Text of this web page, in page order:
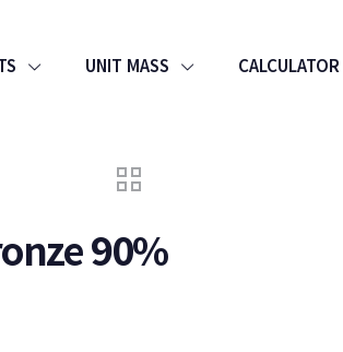
UNIT MASS CALCULATOR
90%